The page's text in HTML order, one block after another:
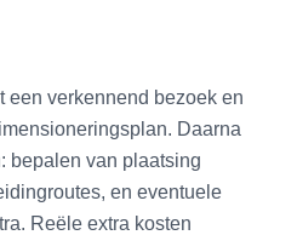
een verkennend bezoek en
Daarna
bepalen van plaatsing
en eventuele
Reële extra kosten